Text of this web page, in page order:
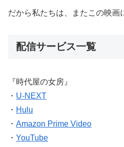
だから私たちは、またこの映画
配信サービス一覧
『時代屋の女房』
・ U-NEXT
・ Hulu
・ Amazon Prime Video
・ YouTube